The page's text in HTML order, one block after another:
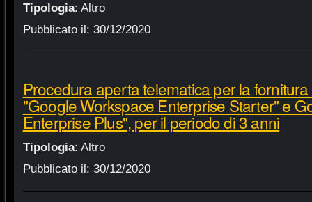
Tipologia: Altro
Pubblicato il: 30/12/2020
Procedura aperta telematica per la
"Google Workspace Enterprise Starter" e
Enterprise Plus", per il periodo di 3 anni
Tipologia: Altro
Pubblicato il: 30/12/2020